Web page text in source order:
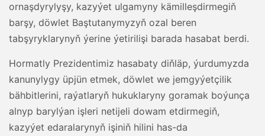
ornaşdyrylyşy, kazyýet ulgamyny kämilleşdirmegiň
barşy, döwlet Baştutanymyzyň ozal beren
tabşyryklarynyň ýerine ýetirilişi barada hasabat berdi.
Hormatly Prezidentimiz hasabaty diňläp, ýurdumyzda
kanunylygy üpjün etmek, döwlet we jemgyýetçilik
bähbitlerini, raýatlaryň hukuklaryny goramak boýunça
alnyp barylýan işleri netijeli dowam etdirmegiň,
kazyýet edaralarynyň işiniň hilini has-da